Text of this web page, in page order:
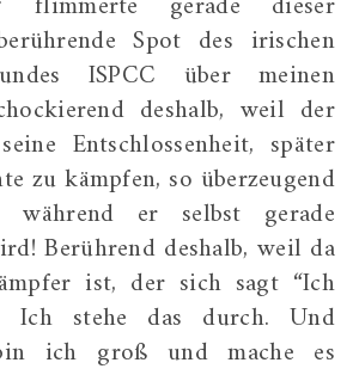
Spot des irischen
ISPCC über meinen
deshalb, weil der
Entschlossenheit, später
zu kämpfen, so überzeugend
während er selbst gerade
Berührend deshalb, weil da
ist, der sich sagt “Ich
Ich stehe das durch. Und
ich groß und mache es